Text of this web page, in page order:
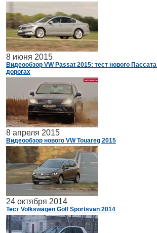
8 июня 2015
Видеообзор VW Passat 2015: тест нового
дорогах
8 апреля 2015
Видеообзор нового VW Touareg 2015
24 октября 2014
Тест Volkswagen Golf Sportsvan 2014